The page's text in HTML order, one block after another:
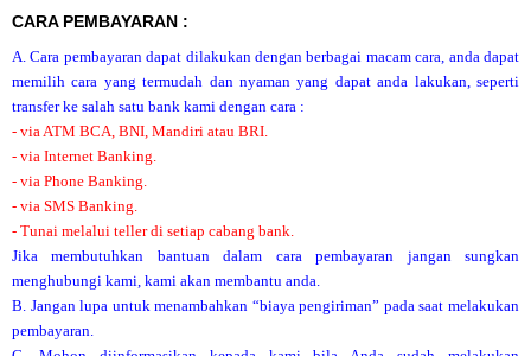
CARA PEMBAYARAN :
A. Cara pembayaran dapat dilakukan dengan berbagai macam cara, anda dapat
memilih cara yang termudah dan nyaman yang dapat anda lakukan, seperti
transfer ke salah satu bank kami dengan cara :
- via ATM BCA, BNI, Mandiri atau BRI.
- via Internet Banking.
- via Phone Banking.
- via SMS Banking.
- Tunai melalui teller di setiap cabang bank.
Jika membutuhkan bantuan dalam cara pembayaran jangan sungkan
menghubungi kami, kami akan membantu anda.
B. Jangan lupa untuk menambahkan “biaya pengiriman” pada saat melakukan
pembayaran.